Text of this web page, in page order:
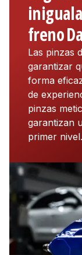
freno
Las pinzas
garantizar
forma
de
pinzas
garantizan
primer nivel.